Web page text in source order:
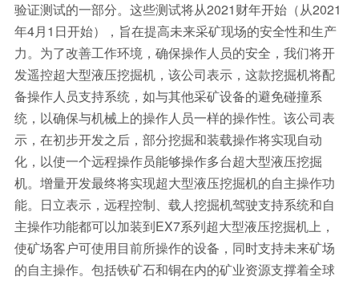
验证测试的一部分。这些测试将从2021财年开始（从2021
年4月1日开始），旨在提高未来采矿现场的安全性和生产
力。为了改善工作环境，确保操作人员的安全，我们将开
发遥控超大型液压挖掘机，该公司表示，这款挖掘机将配
备操作人员支持系统，如与其他采矿设备的避免碰撞系
统，以确保与机械上的操作人员一样的操作性。该公司表
示，在初步开发之后，部分挖掘和装载操作将实现自动
化，以使一个远程操作员能够操作多台超大型液压挖掘
机。增量开发最终将实现超大型液压挖掘机的自主操作功
能。日立表示，远程控制、载人挖掘机驾驶支持系统和自
主操作功能都可以加装到EX7系列超大型液压挖掘机上，
使矿场客户可使用目前所操作的设备，同时支持未来矿场
的自主操作。包括铁矿石和铜在内的矿业资源支撑着全球